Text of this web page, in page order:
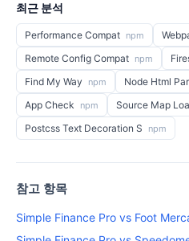
최근 분석
Performance Compat npm
Remote Config Compat npm
Find My Way npm Node Html
App Check npm Source Map
Postcss Text Decoration S npm
참고 항목
Simple Finance Pro vs Foot